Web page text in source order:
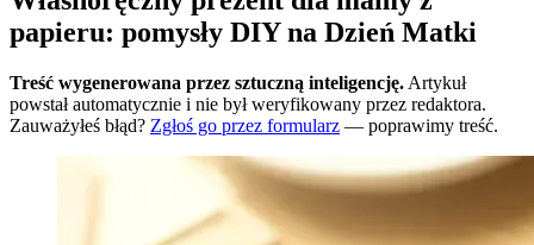
papieru: pomysły DIY na Dzień Matki
Treść wygenerowana przez sztuczną inteligencję. Artykuł
powstał automatycznie i nie był weryfikowany przez redaktora.
Zauważyłeś błąd? Zgłoś go przez formularz — poprawimy treść.